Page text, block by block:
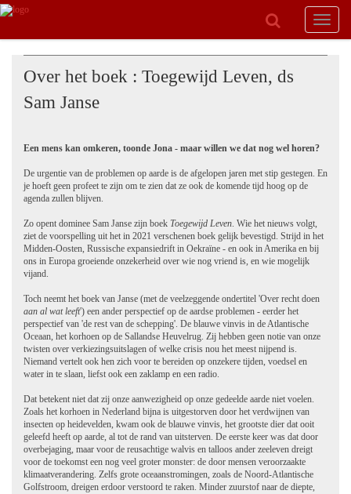
Toggle
Over het boek : Toegewijd Leven, ds
Sam Janse
Een mens kan omkeren, toonde Jona - maar willen we dat nog wel horen?
De urgentie van de problemen op aarde is de afgelopen jaren met stip gestegen. En
je hoeft geen profeet te zijn om te zien dat ze ook de komende tijd hoog op de
agenda zullen blijven.
Zo opent dominee Sam Janse zijn boek Toegewijd Leven. Wie het nieuws volgt,
ziet de voorspelling uit het in 2021 verschenen boek gelijk bevestigd. Strijd in het
Midden-Oosten, Russische expansiedrift in Oekraïne - en ook in Amerika en bij
ons in Europa groeiende onzekerheid over wie nog vriend is, en wie mogelijk
vijand.
Toch neemt het boek van Janse (met de veelzeggende ondertitel 'Over recht doen
aan al wat leeft') een ander perspectief op de aardse problemen - eerder het
perspectief van 'de rest van de schepping'. De blauwe vinvis in de Atlantische
Oceaan, het korhoen op de Sallandse Heuvelrug. Zij hebben geen notie van onze
twisten over verkiezingsuitslagen of welke crisis nou het meest nijpend is.
Niemand vertelt ook hen zich voor te bereiden op onzekere tijden, voedsel en
water in te slaan, liefst ook een zaklamp en een radio.
Dat betekent niet dat zij onze aanwezigheid op onze gedeelde aarde niet voelen.
Zoals het korhoen in Nederland bijna is uitgestorven door het verdwijnen van
insecten op heidevelden, kwam ook de blauwe vinvis, het grootste dier dat ooit
geleefd heeft op aarde, al tot de rand van uitsterven. De eerste keer was dat door
overbejaging, maar voor de reusachtige walvis en talloos ander zeeleven dreigt
voor de toekomst een nog veel groter monster: de door mensen veroorzaakte
klimaatverandering. Zelfs grote oceaanstromingen, zoals de Noord-Atlantische
Golfstroom, dreigen erdoor verstoord te raken. Minder zuurstof naar de diepte,